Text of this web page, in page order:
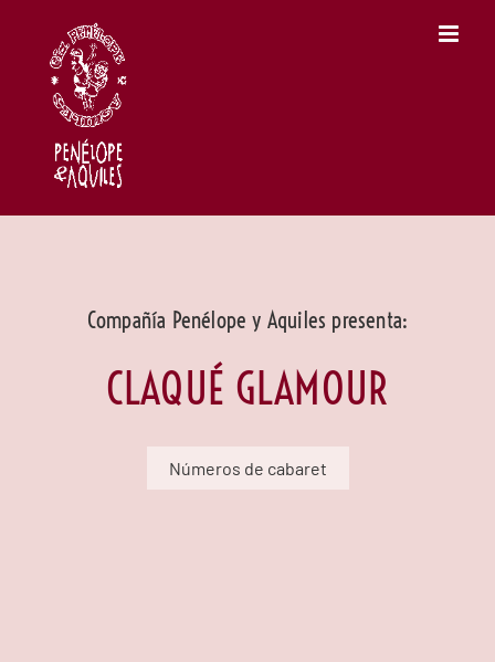
content
Compañía Penélope y Aquiles presenta:
CLAQUÉ GLAMOUR
Números de cabaret